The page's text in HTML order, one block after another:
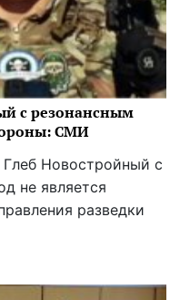
с резонансным
СМИ
Новостройный с
не является
разведки